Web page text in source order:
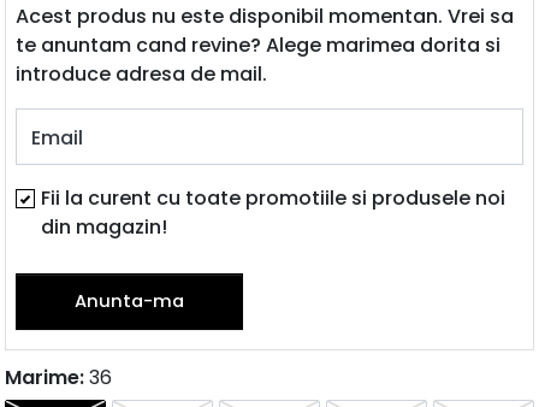
Acest produs nu este disponibil momentan. Vrei sa
te anuntam cand revine? Alege marimea dorita si
introduce adresa de mail.
Email
Fii la curent cu toate promotiile si produsele noi
din magazin!
Anunta-ma
Marime:36